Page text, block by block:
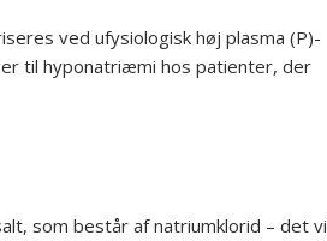
ved ufysiologisk høj plasma (P)-
til hyponatriæmi hos patienter, der
som består af natriumklorid – det vi